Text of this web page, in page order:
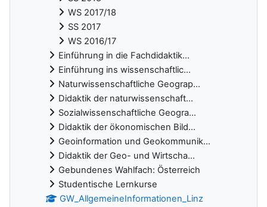
WS 2017/18
SS 2017
WS 2016/17
Einführung in die Fachdidaktik...
Einführung ins wissenschaftlic...
Naturwissenschaftliche Geograp...
Didaktik der naturwissenschaft...
Sozialwissenschaftliche Geogra...
Didaktik der ökonomischen Bild...
Geoinformation und Geokommunik...
Didaktik der Geo- und Wirtscha...
Gebundenes Wahlfach: Österreich
Studentische Lernkurse
GW_AllgemeineInformationen_Linz